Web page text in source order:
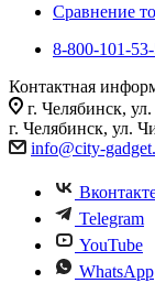
Сравнение
8-800-101-
Контактная
г. Челябинск,
г. Челябинск, ул.
info@city-
Telegram
YouTube
WhatsApp